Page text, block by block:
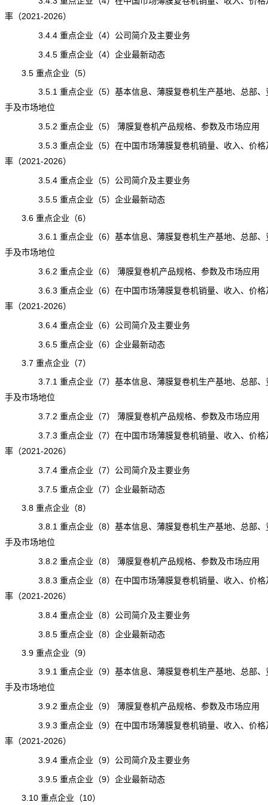
率（2021-2026）
3.4.4 重点企业（4）公司简介及主要业务
3.4.5 重点企业（4）企业最新动态
3.5 重点企业（5）
3.5.1 重点企业（5）基本信息、薄膜复卷机生产基地、总部、
手及市场地位
3.5.2 重点企业（5） 薄膜复卷机产品规格、参数及市场应用
3.5.3 重点企业（5）在中国市场薄膜复卷机销量、收入、价格
率（2021-2026）
3.5.4 重点企业（5）公司简介及主要业务
3.5.5 重点企业（5）企业最新动态
3.6 重点企业（6）
3.6.1 重点企业（6）基本信息、薄膜复卷机生产基地、总部、
手及市场地位
3.6.2 重点企业（6） 薄膜复卷机产品规格、参数及市场应用
3.6.3 重点企业（6）在中国市场薄膜复卷机销量、收入、价格
率（2021-2026）
3.6.4 重点企业（6）公司简介及主要业务
3.6.5 重点企业（6）企业最新动态
3.7 重点企业（7）
3.7.1 重点企业（7）基本信息、薄膜复卷机生产基地、总部、
手及市场地位
3.7.2 重点企业（7） 薄膜复卷机产品规格、参数及市场应用
3.7.3 重点企业（7）在中国市场薄膜复卷机销量、收入、价格
率（2021-2026）
3.7.4 重点企业（7）公司简介及主要业务
3.7.5 重点企业（7）企业最新动态
3.8 重点企业（8）
3.8.1 重点企业（8）基本信息、薄膜复卷机生产基地、总部、
手及市场地位
3.8.2 重点企业（8） 薄膜复卷机产品规格、参数及市场应用
3.8.3 重点企业（8）在中国市场薄膜复卷机销量、收入、价格
率（2021-2026）
3.8.4 重点企业（8）公司简介及主要业务
3.8.5 重点企业（8）企业最新动态
3.9 重点企业（9）
3.9.1 重点企业（9）基本信息、薄膜复卷机生产基地、总部、
手及市场地位
3.9.2 重点企业（9） 薄膜复卷机产品规格、参数及市场应用
3.9.3 重点企业（9）在中国市场薄膜复卷机销量、收入、价格
率（2021-2026）
3.9.4 重点企业（9）公司简介及主要业务
3.9.5 重点企业（9）企业最新动态
3.10 重点企业（10）